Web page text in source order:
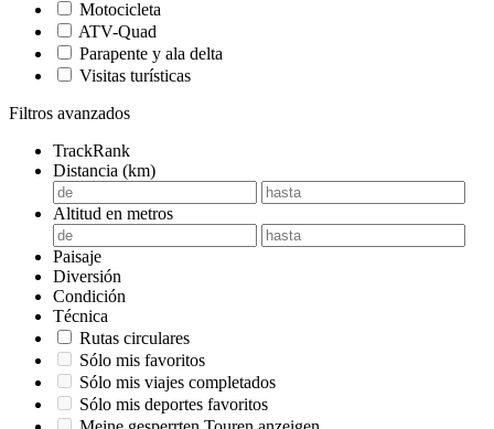
Motocicleta
ATV-Quad
Parapente y ala delta
Visitas turísticas
Filtros avanzados
TrackRank
Distancia (km)
Altitud en metros
Paisaje
Diversión
Condición
Técnica
Rutas circulares
Sólo mis favoritos
Sólo mis viajes completados
Sólo mis deportes favoritos